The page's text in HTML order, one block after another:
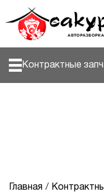
Контрактные
Главная